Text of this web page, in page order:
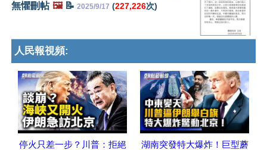
無懼刪帖 🖼️📝 2025/9/17 (227,226次)
人民報視頻:
停火只差一步？川普：拒絕
湖南突發特大爆炸！巨型蘑